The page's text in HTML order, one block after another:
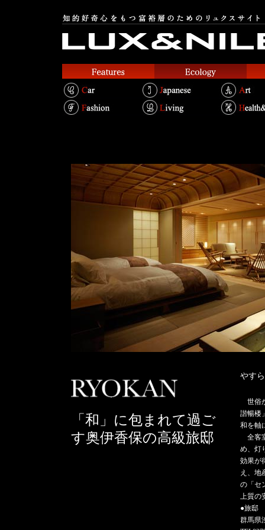
「和」に包まれて過ご
す奥伊香保の高級旅邸
やす
世俗
諧暢楼
和を軸
全客
め、灯
効果が
え、地
の「セ
上質の
●旅邸
群馬県